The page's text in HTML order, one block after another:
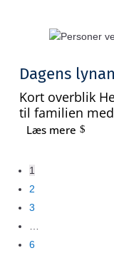
Dagens
Kort overblik
til familien med
Læs mere
1
2
3
6